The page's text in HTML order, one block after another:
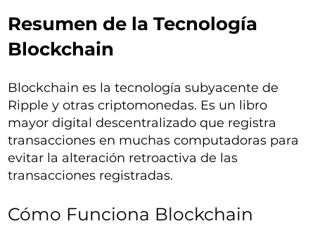
Resumen de la Tecnología
Blockchain
Blockchain es la tecnología subyacente de
Ripple y otras criptomonedas. Es un libro
mayor digital descentralizado que registra
transacciones en muchas computadoras para
evitar la alteración retroactiva de las
transacciones registradas.
Cómo Funciona Blockchain